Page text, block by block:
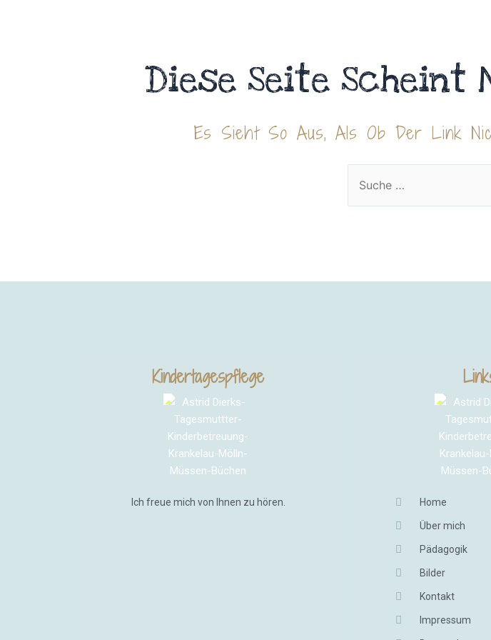
Diese Seite
Es Sieht So Aus, Als Ob Der Link
Kindertagespflege
Ich freue mich von Ihnen zu hören. Home
Über mich
Pädagogik
Bilder
Kontakt
Impressum